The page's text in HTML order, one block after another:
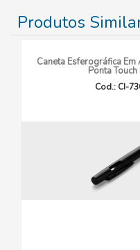
Produtos
Caneta Esferográfica Em
Ponta Touch
Cod.: CI-